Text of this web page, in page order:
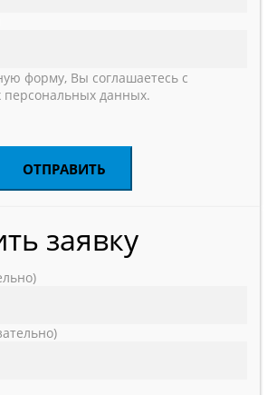
форму, Вы соглашаетесь с
персональных данных.
заявку